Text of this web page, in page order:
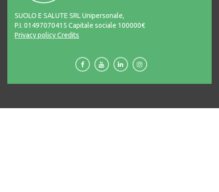
SUOLO E SALUTE SRL Unipersonale,
P.I. 01497070415 Capitale sociale 100000€
Privacy policyCredits